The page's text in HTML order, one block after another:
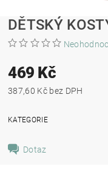
DĚTSKÝ
469 Kč
387,60 Kč bez DPH
KATEGORIE
Dotaz